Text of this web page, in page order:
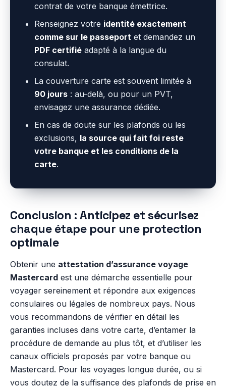
contrat de votre banque émettrice.
Renseignez votre identité exactement
comme sur le passeport et demandez un
PDF certifié adapté à la langue du
consulat.
La couverture carte est souvent limitée à
90 jours : au-delà, ou pour un PVT,
envisagez une assurance dédiée.
En cas de doute sur les plafonds ou les
exclusions, la source qui fait foi reste
votre banque et les conditions de la
carte.
Conclusion : Anticipez et sécurisez
chaque étape pour une protection
optimale
Obtenir une attestation d’assurance voyage
Mastercard est une démarche essentielle pour
voyager sereinement et répondre aux exigences
consulaires ou légales de nombreux pays. Nous
vous recommandons de vérifier en détail les
garanties incluses dans votre carte, d’entamer la
procédure de demande au plus tôt, et d’utiliser les
canaux officiels proposés par votre banque ou
Mastercard. Pour les voyages longue durée, ou si
vous doutez de la suffisance des plafonds de prise en